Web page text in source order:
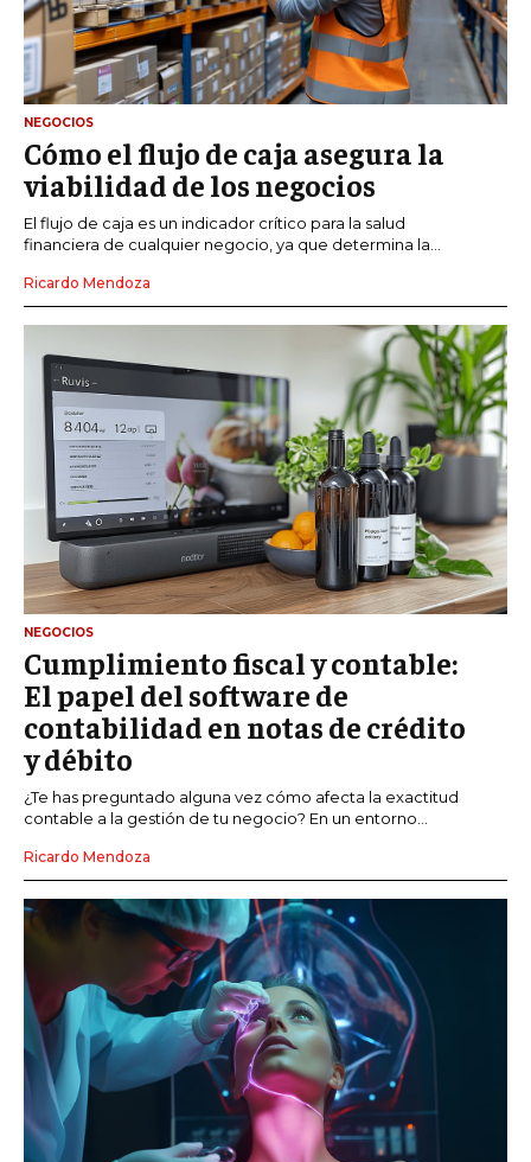
NEGOCIOS
Cómo el flujo de caja asegura la
viabilidad de los negocios
El flujo de caja es un indicador crítico para la salud
financiera de cualquier negocio, ya que determina la...
Ricardo Mendoza
NEGOCIOS
Cumplimiento fiscal y contable:
El papel del software de
contabilidad en notas de crédito
y débito
¿Te has preguntado alguna vez cómo afecta la exactitud
contable a la gestión de tu negocio? En un entorno...
Ricardo Mendoza